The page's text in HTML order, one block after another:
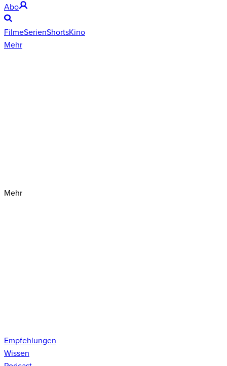
Abo
FilmeSerienShortsKino
Mehr
Mehr
Empfehlungen
Wissen